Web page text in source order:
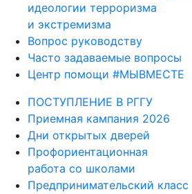
идеологии терроризма
и экстремизма
Вопрос руководству
Часто задаваемые вопросы
Центр помощи #МЫВМЕСТЕ
ПОСТУПЛЕНИЕ В РГГУ
Приемная кампания 2026
Дни открытых дверей
Профориентационная
работа со школами
Предпринимательский класс